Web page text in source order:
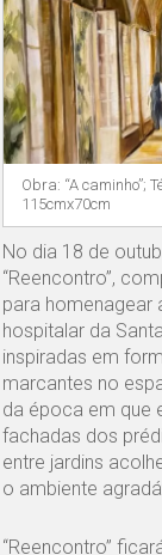
Obra: “A caminho”;
115cmx70cm
No dia 18 de
“Reencontro”,
para homenagear
hospitalar da
inspiradas em
marcantes no
da época em que
fachadas dos
entre jardins
o ambiente
“Reencontro”